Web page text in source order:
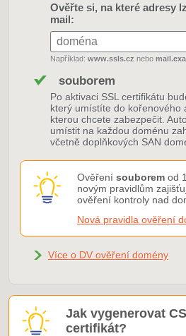
Ověřte si, na které adresy
mail:
Například: www.ssls.cz nebo
souborem
Po aktivaci SSL certifikátu
který umístíte do kořenového
kterou chcete zabezpečit.
umístit na každou doménu
včetně doplňkových SAN
Ověření souborem od
novým pravidlům
ověření kontroly nad
Nová pravidla ověření
Více o DV ověření domény
Jak vygenerovat
certifikát?